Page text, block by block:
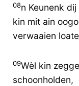
08n Keunenk
kin mit ain
verwaaien
09Wèl kin
schoonholden,